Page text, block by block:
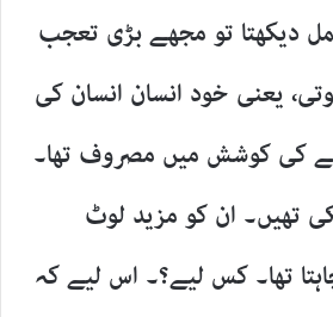
دیکھتا تو مجھے بڑی تعجب
یعنی خود انسان انسان کی
کی کوشش میں مصروف تھا۔
تھیں۔ ان کو مزید لوٹ
تھا۔ کس لیے؟۔ اس لیے کہ